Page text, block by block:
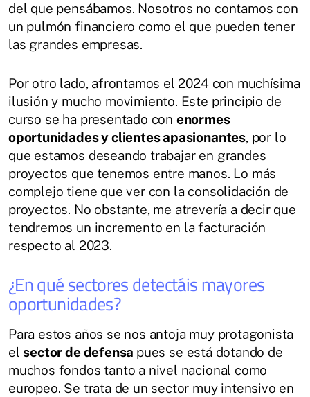
del que pensábamos. Nosotros no contamos con
un pulmón financiero como el que pueden tener
las grandes empresas.
Por otro lado, afrontamos el 2024 con muchísima
ilusión y mucho movimiento. Este principio de
curso se ha presentado con enormes
oportunidades y clientes apasionantes, por lo
que estamos deseando trabajar en grandes
proyectos que tenemos entre manos. Lo más
complejo tiene que ver con la consolidación de
proyectos. No obstante, me atrevería a decir que
tendremos un incremento en la facturación
respecto al 2023.
¿En qué sectores detectáis mayores
oportunidades?
Para estos años se nos antoja muy protagonista
elsector de defensa pues se está dotando de
muchos fondos tanto a nivel nacional como
europeo. Se trata de un sector muy intensivo en